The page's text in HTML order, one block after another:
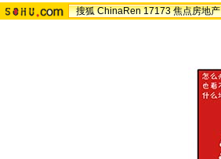
搜狐 ChinaRen 17173 焦点房地产